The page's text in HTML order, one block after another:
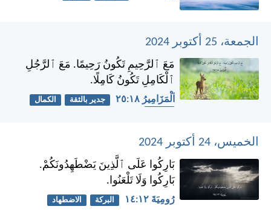
الجمعة، 25 أكتوبر 2024
مَعَ ٱلرَّحِيمِ تَكُونُ رَحِيمًا. مَعَ ٱلرَّجُلِ
ٱلْكَامِلِ تَكُونُ كَامِلًا.
اَلْمَزَامِيرُ ١٨:‏٢٥ جدير بالثقة
الكمال
الخميس، 24 أكتوبر 2024
بَارِكُوا عَلَى ٱلَّذِينَ يَضْطَهِدُونَكُمْ.
بَارِكُوا وَلَا تَلْعَنُوا.
رُومِيَةَ ١٢:‏١٤ البركة الاضطهاد